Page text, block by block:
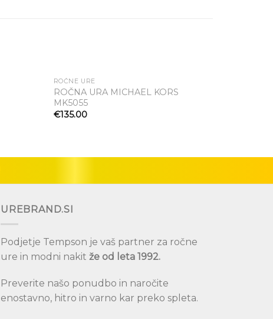
ROČNE URE
ROČNA URA MICHAEL KORS
MK5055
€135.00
UREBRAND.SI
Podjetje Tempson je vaš partner za ročne
ure in modni nakit že od leta 1992.
Preverite našo ponudbo in naročite
enostavno, hitro in varno kar preko spleta.